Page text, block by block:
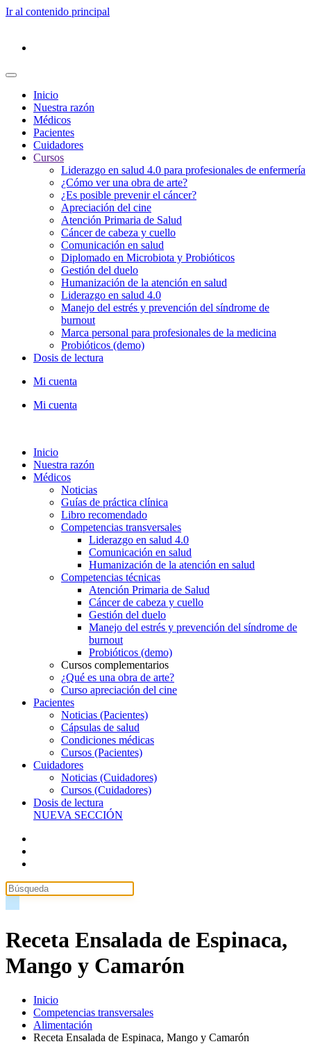
Ir al contenido principal
Inicio
Nuestra razón
Médicos
Pacientes
Cuidadores
Cursos
Liderazgo en salud 4.0 para profesionales de enfermería
¿Cómo ver una obra de arte?
¿Es posible prevenir el cáncer?
Apreciación del cine
Atención Primaria de Salud
Cáncer de cabeza y cuello
Comunicación en salud
Diplomado en Microbiota y Probióticos
Gestión del duelo
Humanización de la atención en salud
Liderazgo en salud 4.0
Manejo del estrés y prevención del síndrome de
burnout
Marca personal para profesionales de la medicina
Probióticos (demo)
Dosis de lectura
Mi cuenta
Mi cuenta
Inicio
Nuestra razón
Médicos
Noticias
Guías de práctica clínica
Libro recomendado
Competencias transversales
Liderazgo en salud 4.0
Comunicación en salud
Humanización de la atención en salud
Competencias técnicas
Atención Primaria de Salud
Cáncer de cabeza y cuello
Gestión del duelo
Manejo del estrés y prevención del síndrome de
burnout
Probióticos (demo)
Cursos complementarios
¿Qué es una obra de arte?
Curso apreciación del cine
Pacientes
Noticias (Pacientes)
Cápsulas de salud
Condiciones médicas
Cursos (Pacientes)
Cuidadores
Noticias (Cuidadores)
Cursos (Cuidadores)
Dosis de lectura
NUEVA SECCIÓN
Receta Ensalada de Espinaca,
Mango y Camarón
Inicio
Competencias transversales
Alimentación
Receta Ensalada de Espinaca, Mango y Camarón